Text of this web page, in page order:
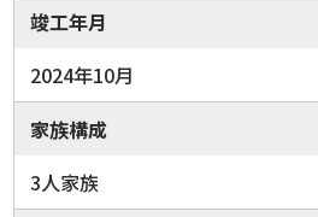
竣工年月
2024年10月
家族構成
3人家族